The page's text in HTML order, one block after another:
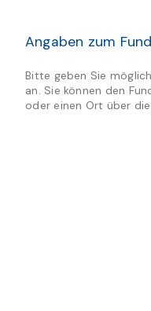
Angaben zum
Bitte geben Sie
an. Sie können den
oder einen Ort über